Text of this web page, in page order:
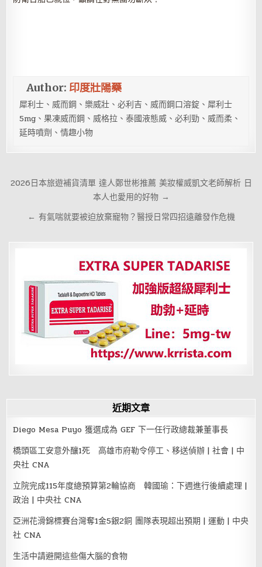
Author: 印度壯陽藥
犀利士、威而鋼、樂威壯、必利吉、威而鋼口溶錠、犀利士
5mg、果凍威而鋼、威格拉、泰國液態威、必利勁、威而柔、
延時噴劑、情趣小物
文
2026日本旅遊補貨清單 達人鄭世彬推薦 美妝權威凱文老師解析 日
本人也愛用的好物 →
← 有氣喘就要被迫放棄寵物？醫授日常四招遠離發作危機
近期文章
Diego Mesa Puyo 獲選成為 GEF 下一任行政總裁兼董事長
橋頭區工安意外釀1死 高雄市府勒令停工、移送偵辦 | 社會 | 中
央社 CNA
立院完成115年度總預算第2輪協商 韓國瑜：下週進行後續處理 |
政治 | 中央社 CNA
亞洲花滑錦標賽台灣奪1金5銀2銅 團隊表現超出預期 | 運動 | 中央
社 CNA
生活中請避開這些傷大腦的食物